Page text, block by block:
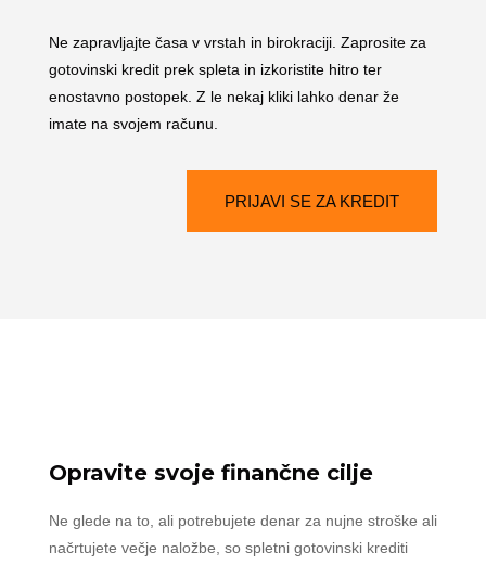
Ne zapravljajte časa v vrstah in birokraciji. Zaprosite za
gotovinski kredit prek spleta in izkoristite hitro ter
enostavno postopek. Z le nekaj kliki lahko denar že
imate na svojem računu.
PRIJAVI SE ZA KREDIT
Opravite svoje finančne cilje
Ne glede na to, ali potrebujete denar za nujne stroške ali
načrtujete večje naložbe, so spletni gotovinski krediti